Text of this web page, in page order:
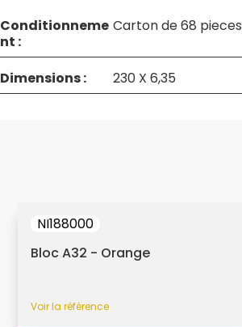
Conditionneme
nt :
Carton de 68 pieces
Dimensions : 230 X 6,35
NI188000
Bloc A32 - Orange
Voir la référence